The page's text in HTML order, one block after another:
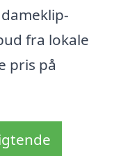
fra lokale
pris på